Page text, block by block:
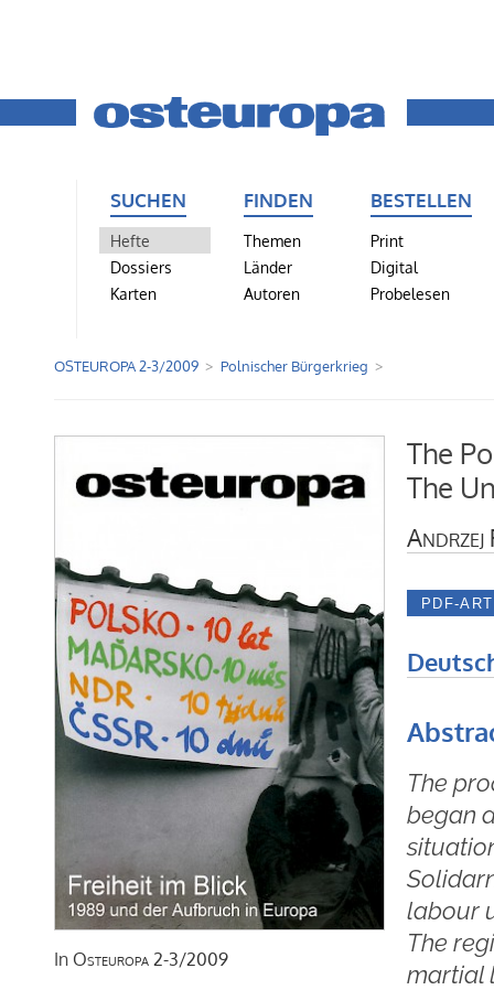
SUCHEN
Hefte
Dossiers
Karten
FINDEN
Themen
Länder
Autoren
BESTELLEN
Print
Digital
Probelesen
OSTEUROPA 2-3/2009 Polnischer Bürgerkrieg
In Osteuropa 2-3/2009
The
The
Andrzej
The
began
labour
The
martial